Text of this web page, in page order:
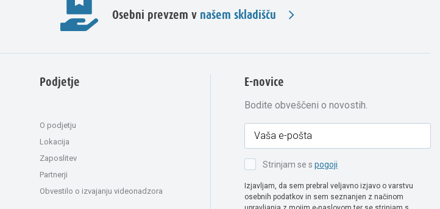
Osebni prevzem v našem skladišču
Podjetje
O podjetju
Lokacija
Zaposlitev
Partnerji
Obvestilo o izvajanju videonadzora
E-novice
Bodite obveščeni o novostih.
Strinjam se s pogoji
Izjavljam, da sem prebral veljavno izjavo o varstvu
osebnih podatkov in sem seznanjen z načinom